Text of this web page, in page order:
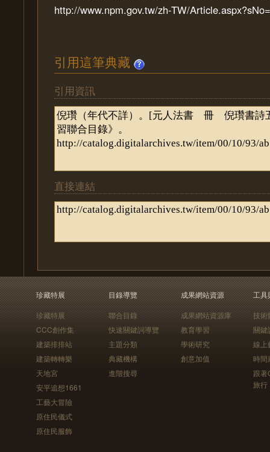
http://www.npm.gov.tw/zh-TW/
引用這筆典藏
引用資訊
直接連結
珍藏特展
珍藏特展
CCC創作集
建築排排站
建築轉轉樂
天地宮
安平追想1661
工藝大冒險
原住民儀式
原住民服飾
目錄導覽
聯合目錄
快速關鍵詞導覽
主題分類
典藏機構
進階搜尋
成果網站資源
成果網站資源庫
教育學習
學術研究
創意加值
工具
技術
關鍵
線上
時間
跟
旅行